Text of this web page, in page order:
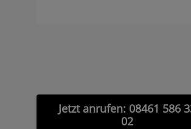
Jetzt anrufen: 08461 586
02